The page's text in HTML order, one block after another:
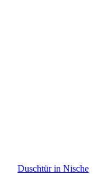
Duschtür in Nische